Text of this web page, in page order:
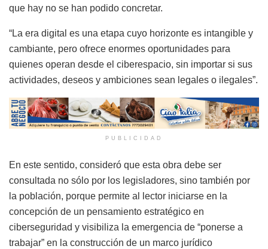
que hay no se han podido concretar.
“La era digital es una etapa cuyo horizonte es intangible y
cambiante, pero ofrece enormes oportunidades para
quienes operan desde el ciberespacio, sin importar si sus
actividades, deseos y ambiciones sean legales o ilegales”.
PUBLICIDAD
En este sentido, consideró que esta obra debe ser
consultada no sólo por los legisladores, sino también por
la población, porque permite al lector iniciarse en la
concepción de un pensamiento estratégico en
ciberseguridad y visibiliza la emergencia de “ponerse a
trabajar” en la construcción de un marco jurídico